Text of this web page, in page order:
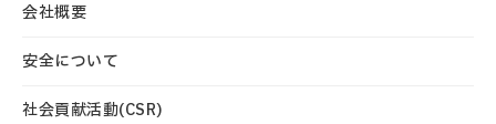
会社概要
安全について
社会貢献活動(CSR)